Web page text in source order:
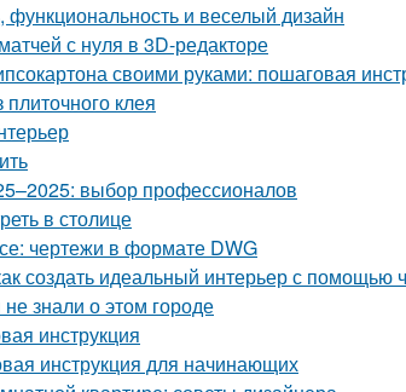
функциональность и веселый дизайн
с нуля в 3D-редакторе
своими руками: пошаговая
клея
выбор профессионалов
в столице
чертежи в формате DWG
создать идеальный интерьер с помощью
знали о этом городе
инструкция
инструкция для начинающих